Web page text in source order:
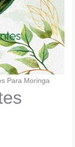
Para Moringa